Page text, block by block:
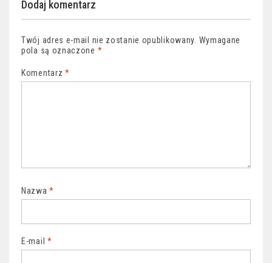
Dodaj komentarz
Twój adres e-mail nie zostanie opublikowany. Wymagane
pola są oznaczone *
Komentarz *
Nazwa*
E-mail *